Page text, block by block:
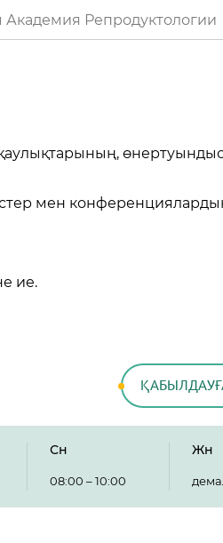
Репродуктологии
мен
ие.
Сн
08:00 – 10:00
Жн